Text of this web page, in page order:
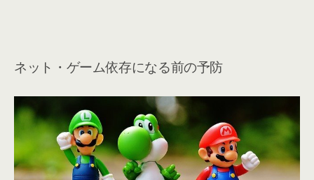
ネット・ゲーム依存になる前の予防